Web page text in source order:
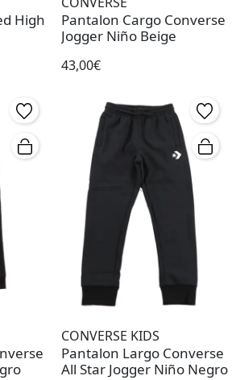
High
Pantalon Cargo Converse
Jogger Niño Beige
43,00€
CONVERSE KIDS
Pantalon Largo Converse
All Star Jogger Niño Negro